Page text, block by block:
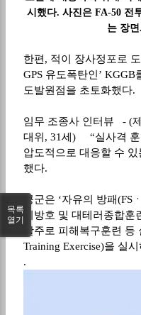
시했다. 사진은FA-50 전
는 장면 .
한편 , 적이 장사정포로
GPS 유도폭탄인 ’ KGGB
도발원점을 초토화했다.
임무 조종사 인터뷰 - (제
대위 , 31세 ) “실사격
압도적으로 대응할 수
했다.
공군은 ‘자유의 방패(FSㆍ
지방호 및 대테러종합훈
활주로 피해복구훈련 등
Training Exercise)을 실
.
목록
열기